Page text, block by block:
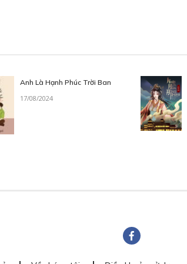
Anh Là Hạnh Phúc Trời Ban
17/08/2024